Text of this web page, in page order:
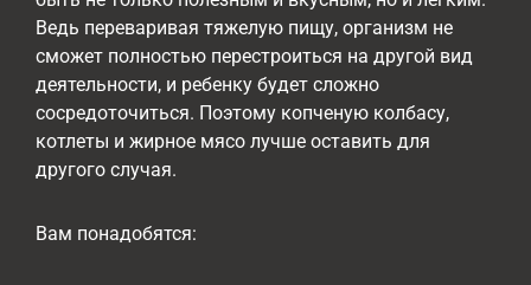
Ведь переваривая тяжелую пищу, организм не
сможет полностью перестроиться на другой вид
деятельности, и ребенку будет сложно
сосредоточиться. Поэтому копченую колбасу,
котлеты и жирное мясо лучше оставить для
другого случая.
Вам понадобятся: